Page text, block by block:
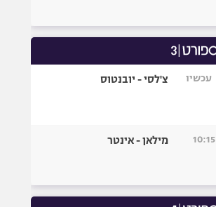
עכשיו צ'לסי - יובנטוס
10:15 מילאן - אינטר